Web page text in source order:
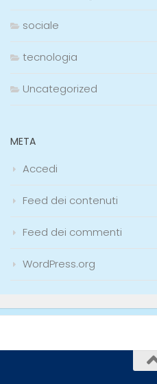
sociale
tecnologia
Uncategorized
META
Accedi
Feed dei contenuti
Feed dei commenti
WordPress.org